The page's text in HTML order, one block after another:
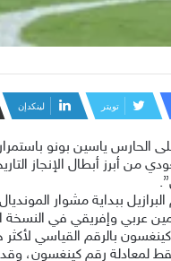
تويتر لينكدإن
ياسين بونو باستمرار
عربي وإفريقي في النسخة
بالرقم القياسي لأكثر حارس مرمى
فقط لمعادلة رقم كينغسون،